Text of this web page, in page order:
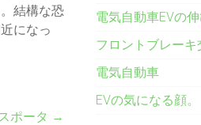
結構な恐
になっ
ポータ →
電気自動車EVの伸
フロントブレーキ
電気自動車
EVの気になる顔。